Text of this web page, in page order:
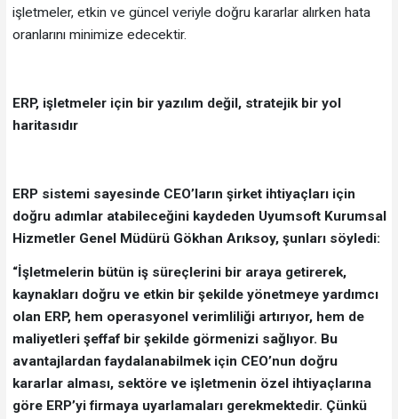
işletmeler, etkin ve güncel veriyle doğru kararlar alırken hata
oranlarını minimize edecektir.
ERP, işletmeler için bir yazılım değil, stratejik bir yol
haritasıdır
ERP sistemi sayesinde CEO’ların şirket ihtiyaçları için
doğru adımlar atabileceğini kaydeden Uyumsoft Kurumsal
Hizmetler Genel Müdürü Gökhan Arıksoy, şunları söyledi:
“İşletmelerin bütün iş süreçlerini bir araya getirerek,
kaynakları doğru ve etkin bir şekilde yönetmeye yardımcı
olan ERP, hem operasyonel verimliliği artırıyor, hem de
maliyetleri şeffaf bir şekilde görmenizi sağlıyor. Bu
avantajlardan faydalanabilmek için CEO’nun doğru
kararlar alması, sektöre ve işletmenin özel ihtiyaçlarına
göre ERP’yi firmaya uyarlamaları gerekmektedir. Çünkü